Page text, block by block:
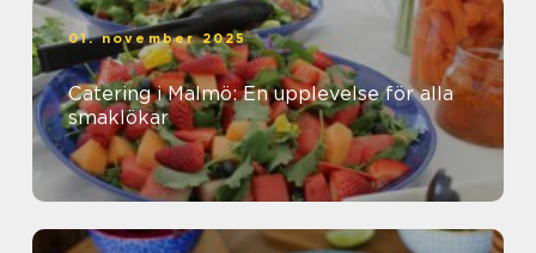
01. november 2025
Catering i Malmö: En upplevelse för alla
smaklökar